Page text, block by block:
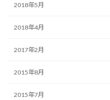
2018年5月
2018年4月
2017年2月
2015年8月
2015年7月